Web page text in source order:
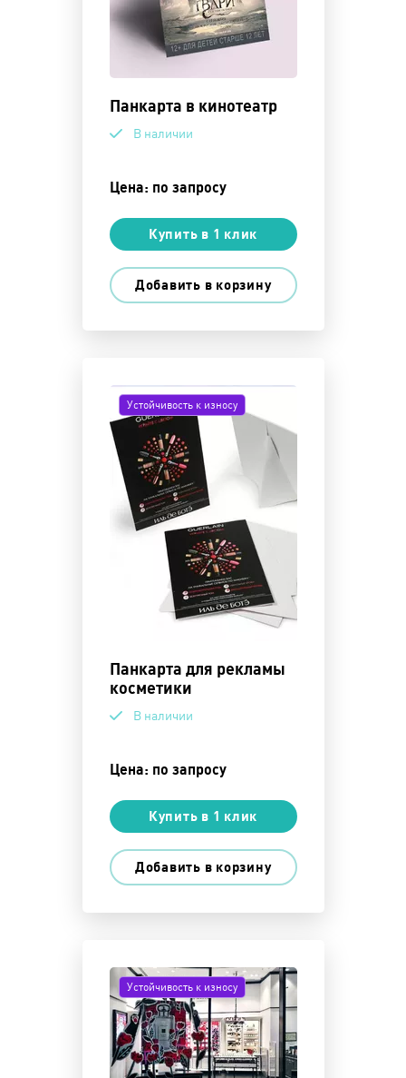
Панкарта в кинотеатр
В наличии
Цена: по запросу
Купить в 1 клик
Добавить в корзину
Панкарта для рекламы
косметики
Устойчивость к износу
В наличии
Цена: по запросу
Купить в 1 клик
Добавить в корзину
Устойчивость к износу